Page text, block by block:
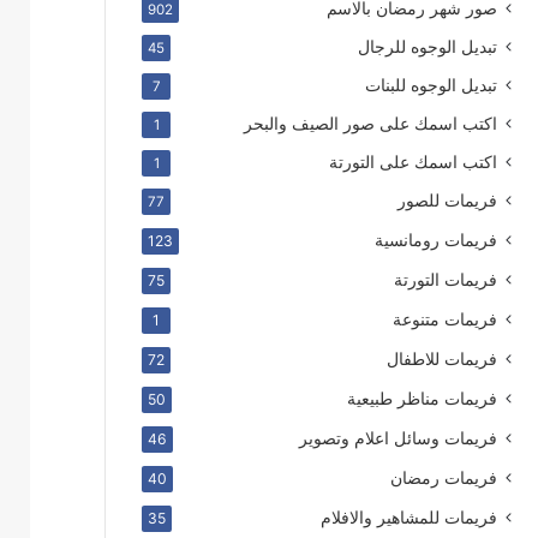
صور شهر رمضان بالاسم 902
تبديل الوجوه للرجال 45
تبديل الوجوه للبنات 7
اكتب اسمك على صور الصيف والبحر 1
اكتب اسمك على التورتة 1
فريمات للصور 77
فريمات رومانسية 123
فريمات التورتة 75
فريمات متنوعة 1
فريمات للاطفال 72
فريمات مناظر طبيعية 50
فريمات وسائل اعلام وتصوير 46
فريمات رمضان 40
فريمات للمشاهير والافلام 35